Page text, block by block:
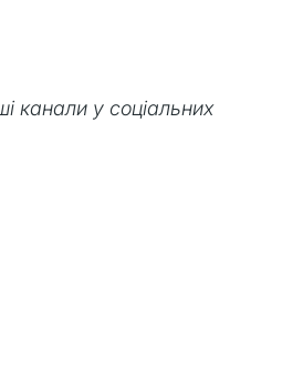
канали у соціальних